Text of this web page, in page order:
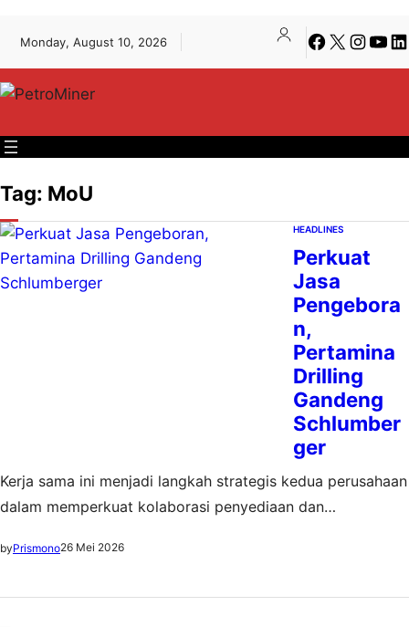
Monday, August 10, 2026 Facebook
X
Tag: MoU
HEADLINES
Perkuat
Jasa
Pengebora
n,
Pertamina
Drilling
Gandeng
Schlumber
ger
Kerja sama ini menjadi langkah strategis kedua perusahaan
dalam memperkuat kolaborasi penyediaan dan
byPrismono26 Mei 2026